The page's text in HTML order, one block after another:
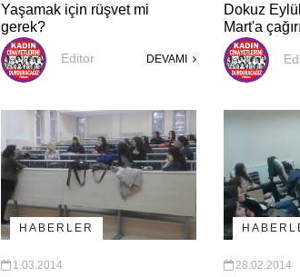
Yaşamak için rüşvet mi
gerek?
Editor DEVAMI
Dokuz
Mart'a
HABERLER
1.03.2014 28.02.2014